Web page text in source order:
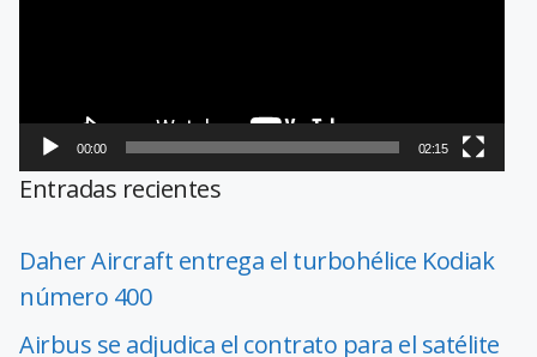
00:00 02:15
Entradas recientes
Daher Aircraft entrega el turbohélice Kodiak
número 400
Airbus se adjudica el contrato para el satélite